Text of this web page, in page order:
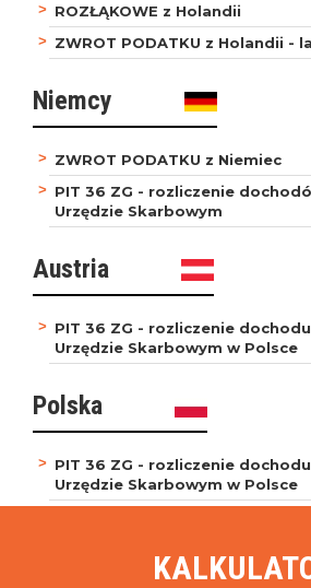
ROZŁĄKOWE z Holandii
ZWROT PODATKU z Holandii -
Niemcy
ZWROT PODATKU z Niemiec
PIT 36 ZG - rozliczenie
Urzędzie Skarbowym
Austria
PIT 36 ZG - rozliczenie
Urzędzie Skarbowym w Polsce
Polska
PIT 36 ZG - rozliczenie
Urzędzie Skarbowym w Polsce